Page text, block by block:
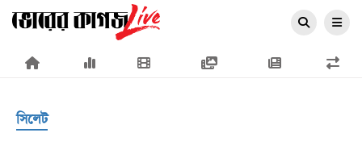
×
সিলেট